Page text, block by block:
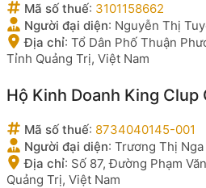
Mã số thuế: 3101158662
Người đại diện: Nguyễn Thị
Địa chỉ: Tổ Dân Phố Thuận
Tỉnh Quảng Trị, Việt Nam
Hộ Kinh Doanh King Clup
Mã số thuế: 8734040145-001
Người đại diện: Trương Thị Nga
Địa chỉ: Số 87, Đường Phạm
Quảng Trị, Việt Nam